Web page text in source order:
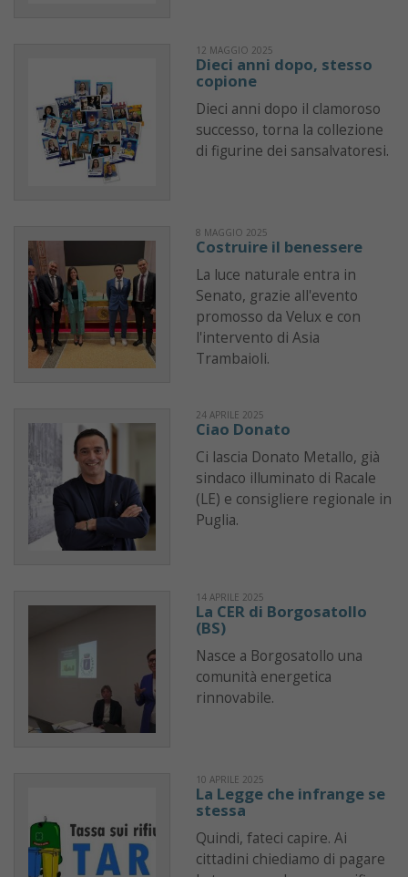
12 MAGGIO 2025
Dieci anni dopo, stesso
copione
Dieci anni dopo il clamoroso
successo, torna la collezione
di figurine dei sansalvatoresi.
8 MAGGIO 2025
Costruire il benessere
La luce naturale entra in
Senato, grazie all'evento
promosso da Velux e con
l'intervento di Asia
Trambaioli.
24 APRILE 2025
Ciao Donato
Ci lascia Donato Metallo, già
sindaco illuminato di Racale
(LE) e consigliere regionale in
Puglia.
14 APRILE 2025
La CER di Borgosatollo
(BS)
Nasce a Borgosatollo una
comunità energetica
rinnovabile.
10 APRILE 2025
La Legge che infrange se
stessa
Quindi, fateci capire. Ai
cittadini chiediamo di pagare